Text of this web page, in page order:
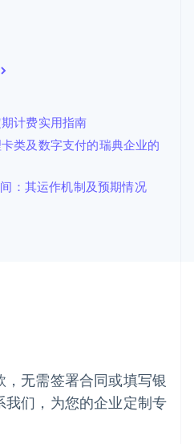
计费实用指南
类及数字支付的瑞典企业的
：其运作机制及预期情况
无需签署合同或填写银
们，为您的企业定制专